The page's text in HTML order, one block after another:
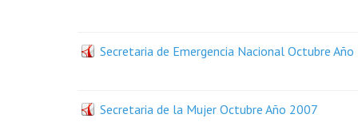
Secretaria de Emergencia Nacional Octubre
Secretaria de la Mujer Octubre Año 2007